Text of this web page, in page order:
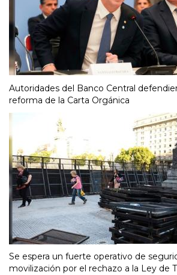
Autoridades del Banco Central
reforma de la Carta Orgánica
Se espera un fuerte operativo de
movilización por el rechazo a la Ley de